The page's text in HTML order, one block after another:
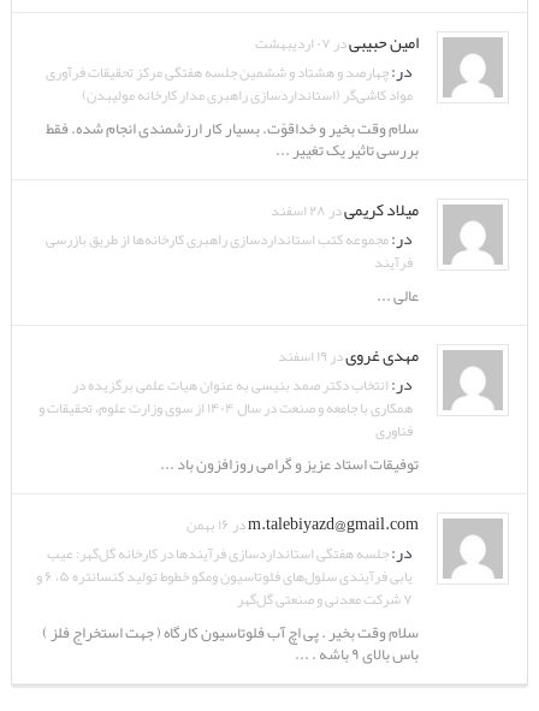
امین حبیبیدر ۰۷ اردیبهشت
در:چهارصد و هشتاد و ششمین جلسه هفتگی مرکز تحقیقات فرآوری
مواد کاشی‌گر (استانداردسازی راهبری مدار کارخانه مولیبدن)
سلام وقت بخیر و خداقوّت. بسیار کار ارزشمندی انجام شده. فقط
بررسی تاثیر یک تغییر ...
میلاد کریمیدر ۲۸ اسفند
در:مجموعه کتب استانداردسازی راهبری کارخانه‌ها از طریق بازرسی
فرآیند
عالی ...
مهدی غرویدر ۱۹ اسفند
در:انتخاب دکتر صمد بنیسی به عنوان هیات علمی برگزیده در
همکاری با جامعه و صنعت در سال ۱۴۰۴ از سوی وزارت علوم، تحقیقات و
فناوری
توفیقات استاد عزیز و گرامی روزافزون باد ...
m.talebiyazd@gmail.comدر ۱۶ بهمن
در:جلسه هفتگی استانداردسازی فرآیندها در کارخانه گل‌گهر: عیب
یابی فرآیندی سلول‌های فلوتاسیون ومکو خطوط تولید کنسانتره ۵، ۶ و
۷ شرکت معدنی و صنعتی گل‌گهر
سلام وقت بخیر . پی اچ آب فلوتاسیون کارگاه ( جهت استخراج فلز )
باس بالای ۹ باشه . ...